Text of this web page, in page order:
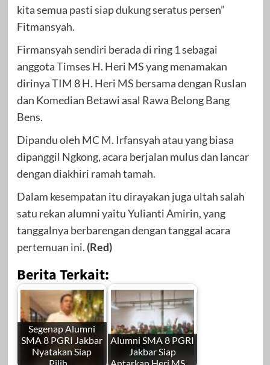
kita semua pasti siap dukung seratus persen”
Fitmansyah.
Firmansyah sendiri berada di ring 1 sebagai
anggota Timses H. Heri MS yang menamakan
dirinya TIM 8 H. Heri MS bersama dengan Ruslan
dan Komedian Betawi asal Rawa Belong Bang
Bens.
Dipandu oleh MC M. Irfansyah atau yang biasa
dipanggil Ngkong, acara berjalan mulus dan lancar
dengan diakhiri ramah tamah.
Dalam kesempatan itu dirayakan juga ultah salah
satu rekan alumni yaitu Yulianti Amirin, yang
tanggalnya berbarengan dengan tanggal acara
pertemuan ini. (Red)
Berita Terkait:
Segenap Alumni
SMA 8 PGRI Jakbar
Nyatakan Siap
Alumni SMA 8 PGRI
Jakbar Siap